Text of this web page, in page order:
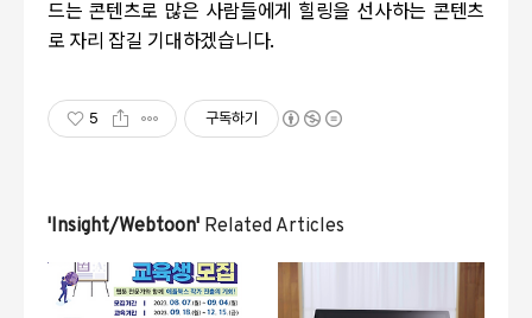
드는 콘텐츠로 많은 사람들에게 힐링을 선사하는 콘텐츠
로 자리 잡길 기대하겠습니다.
5 구독하기
'Insight/Webtoon' Related Articles